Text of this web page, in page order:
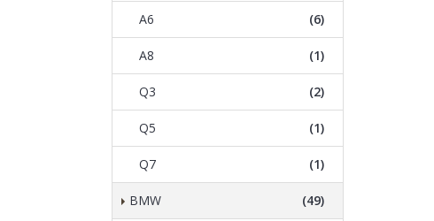
A6 (6)
A8 (1)
Q3 (2)
Q5 (1)
Q7 (1)
BMW (49)